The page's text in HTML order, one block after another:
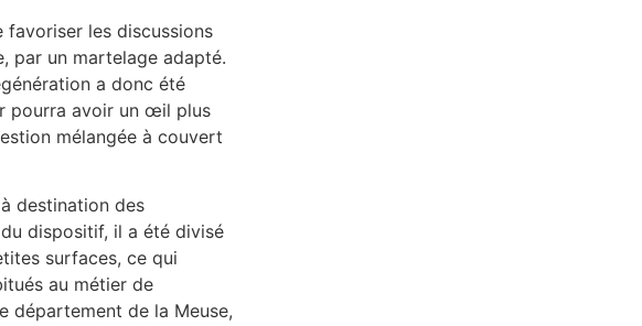
les discussions
par un martelage adapté.
a donc été
pourra avoir un œil plus
mélangée à couvert
destination des
dispositif, il a été divisé
surfaces, ce qui
au métier de
département de la Meuse,